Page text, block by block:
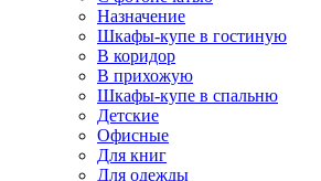
Назначение
Шкафы-купе в гостиную
В коридор
В прихожую
Шкафы-купе в спальню
Детские
Офисные
Для книг
Для одежды